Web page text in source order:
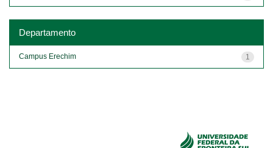
Departamento
1
Campus Erechim